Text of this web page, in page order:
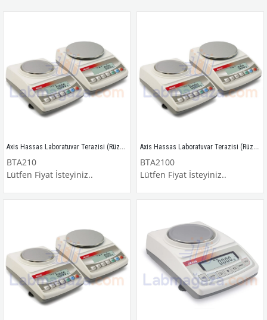
Axis Hassas Laboratuvar Terazisi (Rüzgarlıklı) / BTA210
BTA210
Lütfen Fiyat İsteyiniz..
Axis Hassas Laboratuvar Terazisi (Rüzgarlıklı) / BTA2100
BTA2100
Lütfen Fiyat İsteyiniz..